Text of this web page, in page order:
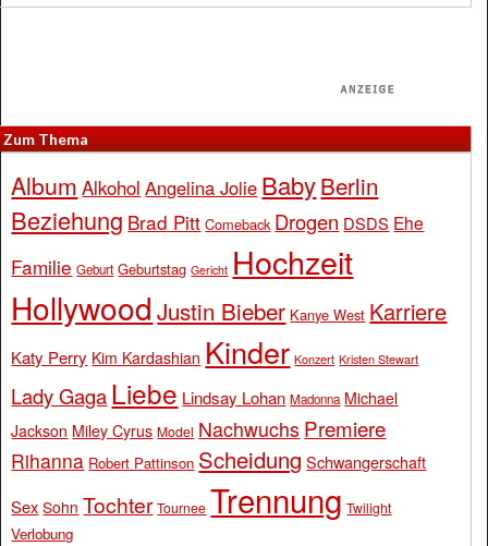
Zum Thema
Album Alkohol Angelina Jolie BabyBerlin
Beziehung Brad Pitt Comeback Drogen DSDS Ehe
Familie Geburt Geburtstag Gericht Hochzeit
Hollywood Justin Bieber Kanye West Karriere
Katy Perry Kim Kardashian Kinder Konzert Kristen Stewart
Lady Gaga Liebe Lindsay Lohan Madonna Michael
Jackson Miley Cyrus Model Nachwuchs Premiere
Rihanna Robert Pattinson Scheidung Schwangerschaft
Sex Sohn Tochter Tournee Trennung Twilight
Verlobung